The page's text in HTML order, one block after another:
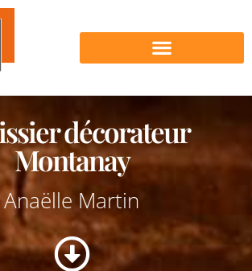
décorateur
Montanay
Anaëlle Martin